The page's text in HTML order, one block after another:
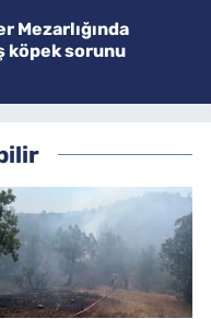
Mezarlığında
köpek sorunu